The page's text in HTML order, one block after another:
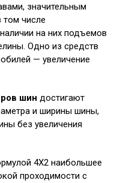
значительным
том числе
на них подъемов
Одно из средств
— увеличение
шин достигают
и ширины шины,
без увеличения
4X2 наибольшее
проходимости с